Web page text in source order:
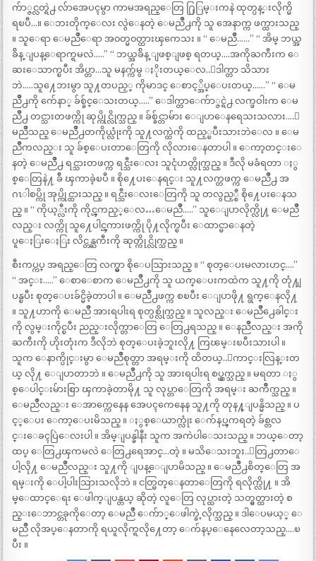
က်ာ္ဇင္လတ္ရဲ႕ လ်ာအေပၚမွာ ကာမအရည္ေတြ ႐ြြမ္းကနဲ ထုတ္ပန္းလိုက္မိ
ရၿပီ…။ ေဘးတိုက္ေလး လွဲေနတဲ့ ေမညိဳ႕ကို သူ အေနာက္က ဖက္ထားသည္
။ သူေရာ ေမညိဳေရာ အ၀တ္မ၀တ္ထားၾကေသး ။ “ ေမညိဳ……” “ အိမ္ ဘယ္အ
ခ်ိန္ ျပန္ေရာက္ရမလဲ…..” “ ဘယ္အခ်ိန္ ျဖစ္ျဖစ္ ရတယ္….အကိုႀကီးက ေ
ဆးေသာက္ၿပီး အိပ္တာ…သူ မနက္က်မွ ႏိုးတယ္ေလ..ေဒါက္တာ သိသား
ဘဲ…..သူ႔ေဘးမွာ သူ႔တပည့္ ကိုမာဒင္ ေစာင့္အိပ္ေပးတယ္……” “ ေမ
ညိဳ႕ကို က်ေနာ္ ခ်စ္ခ်င္ေသးတယ္…..” ေဒါက္တာေက်ာ္ဇင္ရဲ႕ လက္ဖဝါးက ေမ
ညိဳ႕ တင္သားတဖက္ကို ဆုပ္ကိုင္လိုက္သည္ ။ ခ်စ္ခ်င္တာမ်ား ေျပာေနရေသးသလား….ေ
မညိဳသည္ ေမညိဳ႕တကိုယ္လုံးကို သူ႔လက္ထဲကို ထည့္ၿပီးသားဘဲေလ ။ ေမ
ညိဳကလည္း သူ ခ်စ္ေပးတာေတြကို လိုလားေနတာပါ ။ ေကာ့တင္းေ
နတဲ့ ေမညိဳ႕ ရင္သားတဖက္က ရင္သီးေလး သူငုံဟတ္လိုက္သည္ ။ ဒီလို မခံရတာ ႏွ
စ္ေတြနဲ႔ ခ်ီ ၾကာခဲ့ၿပီ ။ စို႔ေပးေနရင္း သူ႔လက္တဖက္က ေမညိဳ႕ အ
ဂၤါစပ္ကို အုပ္ကိုင္ထားသည္ ။ ရင္သီးေလးေတြကို သူ တလွည့္စီ စို႔ေပးေနသ
ည္ ။ “ ကိုယ့္လီးကို ကိုင္ၾကည့္ေလ…ေမညိဳ…..” သူေျပာလိုက္လို႔ ေမညိဳ
လည္း လက္ကို သူ႔ေပါင္ၾကားဖက္ကို ပို႔လိုက္ၿပီး ေထာင္မာေနတဲ့
ပူေႏြးေႏြး လိင္တန္ႀကီးကို ဆုတ္ကိုင္လိုက္သည္ ။
စီးကပ္ကပ္ အရည္ေတြ လက္မွာ စိုေပသြားသည္ ။ “ စုတ္ေပးမလားဟင္….”
“ အင္း…..” ေစာေစာက ေမညိဳ႕ကို သူ ယက္ေပးကထဲက သူ႔ကို တုံ႔ျ
ပန္ၿပီး စုတ္ေပးခ်င္မိခဲ့တာပါ ။ ေမညိဳ႕ဖက္က စၿပီး ေျပာဖို႔ ရွက္ေနလို႔
။ သူ႔ဟာကို ေမညိဳ အားရပါးရ စုတ္ပစ္လိုက္သည္ ။ သူလည္း ေမညိဳ႕ေခါင္း
ကို လွမ္းကိုင္ၿပီး ညည္းလိုက္တာေတြ ေတြ႕ရသည္ ။ ေနညိဳလည္း အကို
ႀကီးကို ဟိုးတုံးက ဒီလိုဘဲ စုတ္ေပးခဲ့ဘူးလို႔ ကြၽမ္းၿပီးသားပါ ။
သူက ေနာက္ပိုင္းမွာ ေမညိဳစုတ္တာ အရမ္းကို ထိတယ္..ေကာင္းလြန္းတ
ယ္ လို႔ ေျပာတာဘဲ ။ ေမညိဳ႕ကို သူ အားရပါးရ စပ္ယွက္သည္ ။ မရတာ ႏွ
စ္ေပါင္းမ်ားစြာ ၾကာခဲ့တာမို႔ သူ လုပ္တာေတြကို အရမ္း ႀကိဳက္သည္ ။
ေမညိဳလည္း ေအာက္ကေနေန အေပၚကေနေန သူ႔ကို တုန႔္ျပန္မိသည္ ။ ပ
င့္ေပး ေကာ့ေပးမိသည္ ။ ႏွစ္ေယာက္လုံး ေက်နပ္ၾကရတဲ့ ခ်စ္တလ
င္းေခၚပြဲေလးပါ ။ အိမ္ျပန္ခါနီး သူက အကဲပါေသးသည္ ။ ဘယ္ေတာ့
ထပ္ ေတြ႕ၾကမလဲ ေတြ႕ရေအာင္…တဲ့ ။ မသိေသးဘူး..ေတြ႕တာေ
ပါ့လို႔ ေမညိဳလည္း သူ႔ကို ျပန္ေျပာမိသည္ ။ ေမညိဳ႕စိတ္ေတြ အ
ရမ္းကို ေပါ့ပါးသြားသလိုဘဲ ။ ငတ္မြတ္ေနတာေတြကို ရလိုက္လို႔ ။ အိ
မ္ေထာင္ေရး ေဖါက္ျပန္တယ္ ဆိုတဲ့ လူေတြ လုပ္ထားတဲ့ သတ္မွတ္ထားတဲ့ စ
ည္းေဘာင္တခုကိုေတာ့ ေမညိဳ ေက်ာ္ေဖါက္ခဲ့လိုက္သည္ ။ ဒါေပမယ့္ ေ
မညိဳ လိုအပ္ေနတာကို ရယူလိုက္ရလို႔ေတာ့ ေက်နပ္ေနေလေတာ့သည္….ၿ
ပီး ။